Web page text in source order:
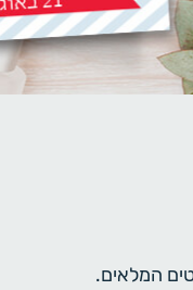
המלאים.